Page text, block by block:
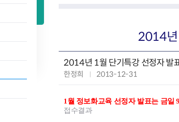
장안1동
전농1동
전농2동
회기동
2014년
2014년 1월 단기특강 선정자 발
작
성
:
한정희
작
성
:
2013-12-31
1월 정보화교육 선정자 발표는 금일
접수결과